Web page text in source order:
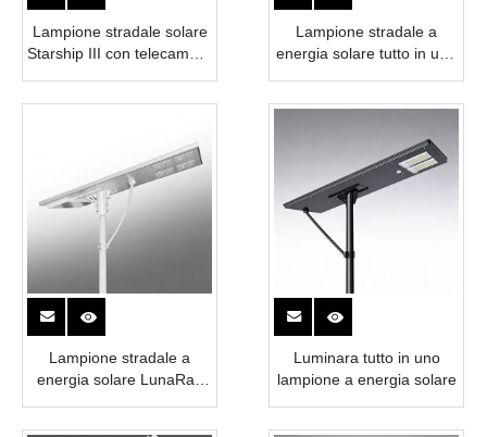
Lampione stradale solare
Starship III con telecamera
Lampione stradale a
energia solare tutto in uno
Lampione stradale a
energia solare LunaRay
Luminara tutto in uno
lampione a energia solare